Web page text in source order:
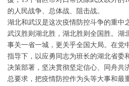
的人民战争、总体战、阻击战。
湖北和武汉是这次疫情防控斗争的重中
武汉胜则湖北胜，湖北胜则全国胜。湖
事关一省一城，更关乎全国大局。在党
指导下，以应勇同志为班长的湖北省委
决策部署，坚决贯彻坚定信心、同舟共
总要求，把疫情防控作为头等大事和最